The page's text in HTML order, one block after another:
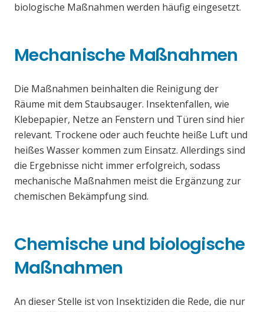
biologische Maßnahmen werden häufig eingesetzt.
Mechanische Maßnahmen
Die Maßnahmen beinhalten die Reinigung der
Räume mit dem Staubsauger. Insektenfallen, wie
Klebepapier, Netze an Fenstern und Türen sind hier
relevant. Trockene oder auch feuchte heiße Luft und
heißes Wasser kommen zum Einsatz. Allerdings sind
die Ergebnisse nicht immer erfolgreich, sodass
mechanische Maßnahmen meist die Ergänzung zur
chemischen Bekämpfung sind.
Chemische und biologische
Maßnahmen
An dieser Stelle ist von Insektiziden die Rede, die nur